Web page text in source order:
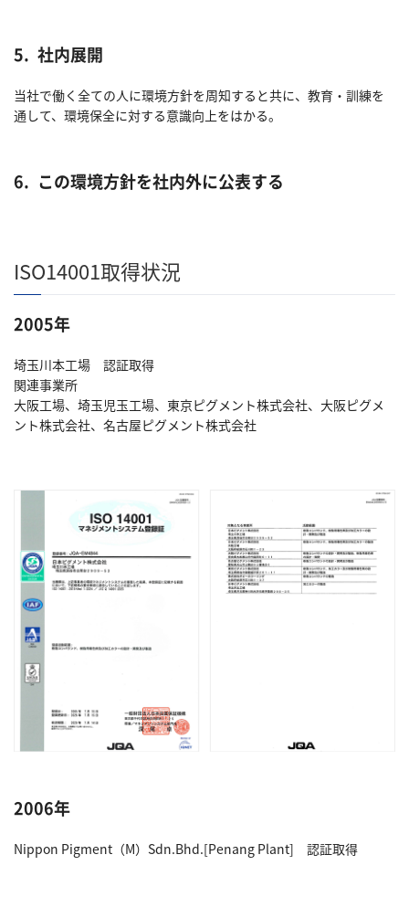
5. 社内展開
当社で働く全ての人に環境方針を周知すると共に、教育・訓練を
通して、環境保全に対する意識向上をはかる。
6. この環境方針を社内外に公表する
ISO14001取得状況
2005年
埼玉川本工場 認証取得
関連事業所
大阪工場、埼玉児玉工場、東京ピグメント株式会社、大阪ピグメ
ント株式会社、名古屋ピグメント株式会社
2006年
Nippon Pigment（M）Sdn.Bhd.[Penang Plant] 認証取得